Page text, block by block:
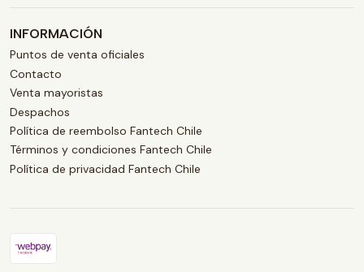
INFORMACIÓN
Puntos de venta oficiales
Contacto
Venta mayoristas
Despachos
Política de reembolso Fantech Chile
Términos y condiciones Fantech Chile
Política de privacidad Fantech Chile